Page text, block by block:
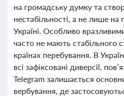
на громадську думку та
нестабільності, а не лише на
Україні. Особливо
часто не мають стабільного
країнах перебування. В
всі зафіксовані диверсії,
Telegram залишається
вербування, де